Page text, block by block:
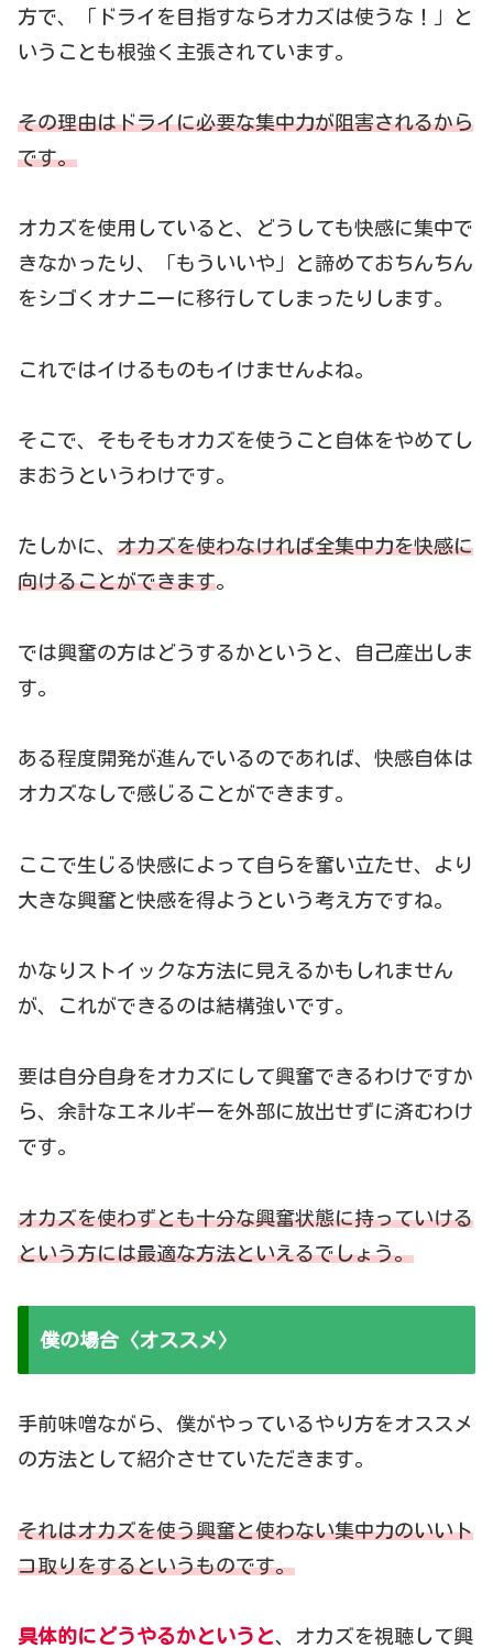
方で、「ドライを目指すならオカズは使うな！」と
いうことも根強く主張されています。
その理由はドライに必要な集中力が阻害されるから
です。
オカズを使用していると、どうしても快感に集中で
きなかったり、「もういいや」と諦めておちんちん
をシゴくオナニーに移行してしまったりします。
これではイけるものもイけませんよね。
そこで、そもそもオカズを使うこと自体をやめてし
まおうというわけです。
たしかに、 オカズを使わなければ全集中力を快感に
向けることができます。
では興奮の方はどうするかというと、自己産出しま
す。
ある程度開発が進んでいるのであれば、快感自体は
オカズなしで感じることができます。
ここで生じる快感によって自らを奮い立たせ、より
大きな興奮と快感を得ようという考え方ですね。
かなりストイックな方法に見えるかもしれません
が、これができるのは結構強いです。
要は自分自身をオカズにして興奮できるわけですか
ら、余計なエネルギーを外部に放出せずに済むわけ
です。
オカズを使わずとも十分な興奮状態に持っていける
という方には最適な方法といえるでしょう。
僕の場合〈オススメ〉
手前味噌ながら、僕がやっているやり方をオススメ
の方法として紹介させていただきます。
それはオカズを使う興奮と使わない集中力のいいト
コ取りをするというものです。
具体的にどうやるかというと、オカズを視聴して興